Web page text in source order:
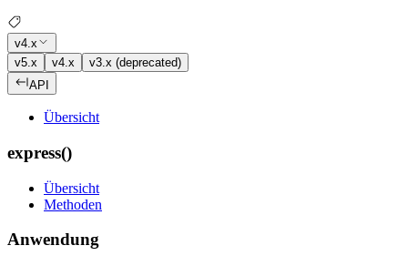
v4.x
v5.x
v4.x
v3.x (deprecated)
API
Übersicht
express()
Übersicht
Methoden
Anwendung